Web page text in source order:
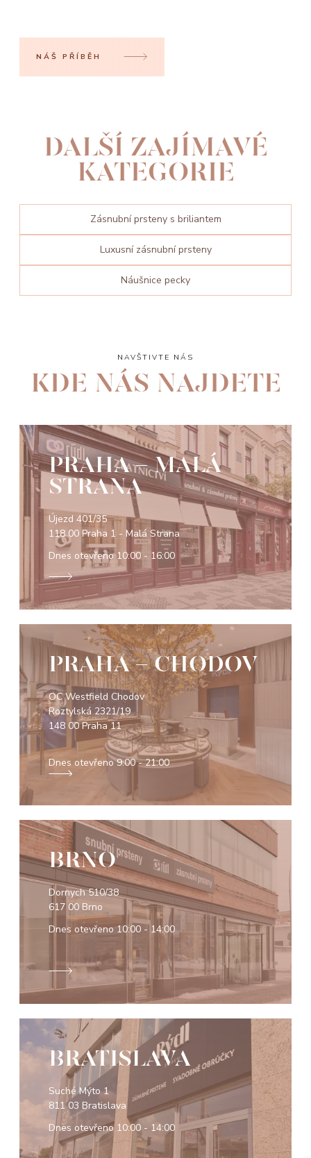
NÁŠ PŘÍBĚH
DALŠÍ ZAJÍMAVÉ
KATEGORIE
Zásnubní prsteny s briliantem
Luxusní zásnubní prsteny
Náušnice pecky
NAVŠTIVTE NÁS
KDE NÁS NAJDETE
PRAHA - MALÁ
STRANA
Újezd 401/35
118 00 Praha 1 - Malá Strana
Dnes otevřeno10:00 - 16:00
PRAHA - CHODOV
OC Westfield Chodov
Roztylská 2321/19
148 00 Praha 11
Dnes otevřeno9:00 - 21:00
BRNO
Dornych 510/38
617 00 Brno
Dnes otevřeno10:00 - 14:00
BRATISLAVA
Suché Mýto 1
811 03 Bratislava
Dnes otevřeno 10:00 - 14:00